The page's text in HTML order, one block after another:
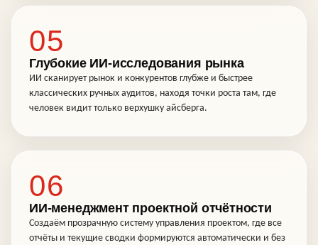
05
Глубокие ИИ-исследования рынка
ИИ сканирует рынок и конкурентов глубже и быстрее
классических ручных аудитов, находя точки роста там, где
человек видит только верхушку айсберга.
06
ИИ-менеджмент проектной отчётности
Создаём прозрачную систему управления проектом, где все
отчёты и текущие сводки формируются автоматически и без